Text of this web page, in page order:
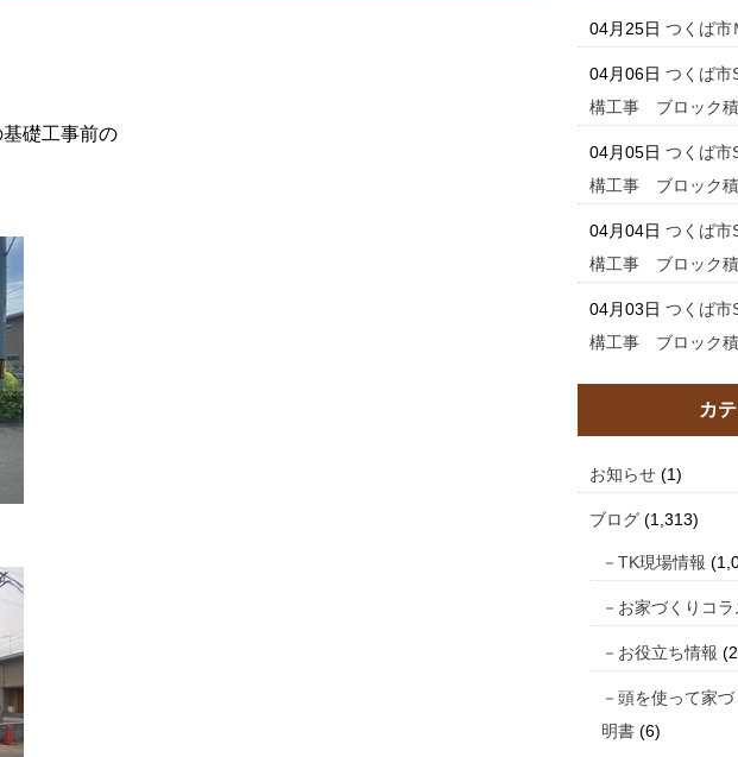
礎工事前の
04月25日 つくば
04月06日 つくば
構工事 ブロック積
04月05日 つくば
構工事 ブロック積
04月04日 つくば
構工事 ブロック積
04月03日 つくば
構工事 ブロック積
カ
お知らせ (1)
ブログ (1,313)
TK現場情報
お家づくりコラ
お役立ち情報
頭を使って家
明書 (6)